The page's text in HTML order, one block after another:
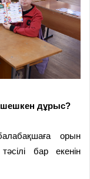
шешкен дұрыс?
орын
бар екенін